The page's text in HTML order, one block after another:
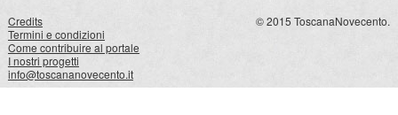
Credits
Termini e condizioni
Come contribuire al portale
I nostri progetti
info@toscananovecento.it
© 2015 ToscanaNovecento.